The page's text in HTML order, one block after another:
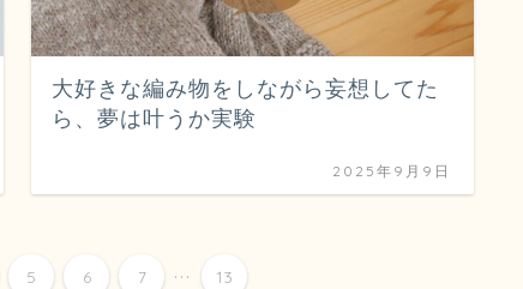
大好きな編み物をしながら妄想してた
ら、夢は叶うか実験
2025年9月9日
5 6 7 ... 13